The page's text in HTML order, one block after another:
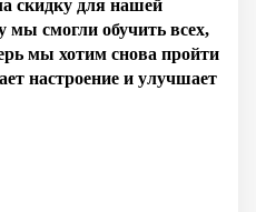
скидку для нашей
мы смогли обучить всех,
мы хотим снова пройти
настроение и улучшает